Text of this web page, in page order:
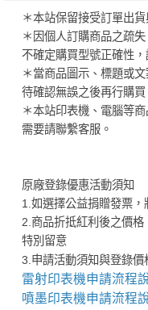
＊本站保留接受訂單出貨
＊因個人訂購商品之疏
不確定購買型號正確性
＊當商品圖示、標題或
待確認無誤之後再行購
＊本站印表機、電腦等
需要請聯繫客服。
原廠登錄優惠活動須知
1.如選擇公益捐贈發票，
2.商品折抵紅利後之價
特別留意
3.申請活動須知與登錄價
雷射印表機申請流程
噴墨印表機申請流程